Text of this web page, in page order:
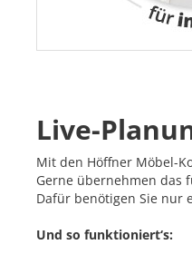
Live-
Mit den Höffner Möbel-
Gerne übernehmen das
Dafür benötigen Sie nur
Und so funktioniert‘s: